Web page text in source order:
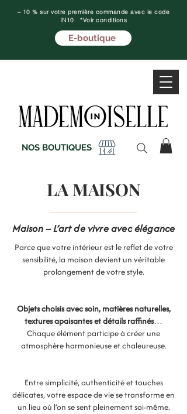
– 10 % sur votre première commande avec le code
IN10 *Voir conditions
E-boutique
NOS BOUTIQUES
LA MAISON
Maison – L’art de vivre avec élégance
Parce que votre intérieur est le reflet de votre
sensibilité, la maison devient un véritable
prolongement de votre style.
Objets choisis avec soin, matières naturelles,
textures apaisantes et détails raffinés…
Chaque élément participe à créer une
atmosphère harmonieuse et chaleureuse.
Entre simplicité, authenticité et touches
délicates, votre espace de vie se transforme en
un lieu où l’on se sent pleinement soi-même.